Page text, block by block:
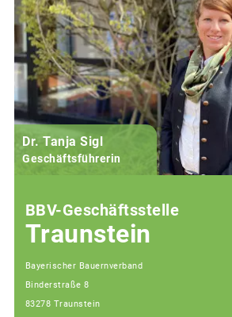
Dr. Tanja Sigl
Geschäftsführerin
BBV-Geschäftsstelle
Traunstein
Bayerischer Bauernverband
Binderstraße 8
83278 Traunstein